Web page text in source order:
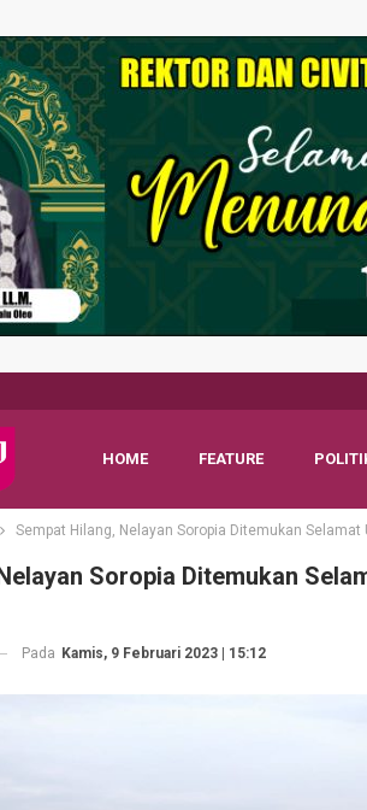
HOME FEATURE
Sempat Hilang, Nelayan Soropia Ditemukan
Soropia Ditemukan
Pada Kamis, 9 Februari 2023 | 15:12